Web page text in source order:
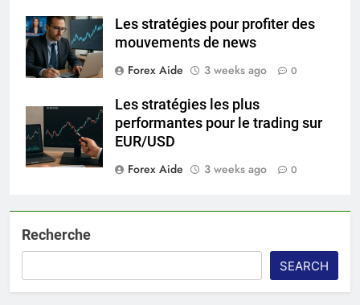
Les stratégies pour profiter des
mouvements de news
Forex Aide
3 weeks ago 0
Les stratégies les plus
performantes pour le trading sur
EUR/USD
Forex Aide
3 weeks ago 0
Recherche
SEARCH